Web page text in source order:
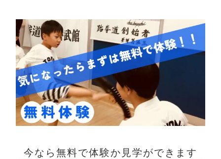
今なら無料で体験か見学ができます